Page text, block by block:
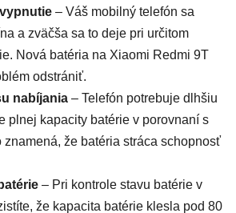
– Váš mobilný telefón sa
a zväčša sa to deje pri určitom
Nová batéria na Xiaomi Redmi 9T
odstrániť.
nabíjania – Telefón potrebuje dlhšiu
plnej kapacity batérie v porovnaní s
znamená, že batéria stráca schopnosť
– Pri kontrole stavu batérie v
že kapacita batérie klesla pod 80